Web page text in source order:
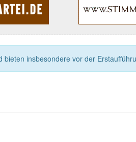
insbesondere vor der